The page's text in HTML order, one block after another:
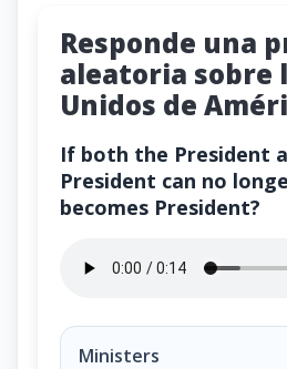
Responde una
aleatoria sobre
Unidos de
If both the President
President can no
becomes President?
If both the President and
Ministers